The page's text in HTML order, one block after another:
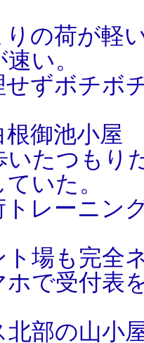
りの荷が軽
い。
せずボチボ
御池小屋
いたつもり
いた。
トレーニン
ト場も完全
ホで受付表
北部の山小